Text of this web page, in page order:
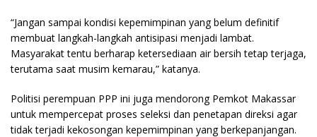
“Jangan sampai kondisi kepemimpinan yang belum definitif
membuat langkah-langkah antisipasi menjadi lambat.
Masyarakat tentu berharap ketersediaan air bersih tetap terjaga,
terutama saat musim kemarau,” katanya.
Politisi perempuan PPP ini juga mendorong Pemkot Makassar
untuk mempercepat proses seleksi dan penetapan direksi agar
tidak terjadi kekosongan kepemimpinan yang berkepanjangan.